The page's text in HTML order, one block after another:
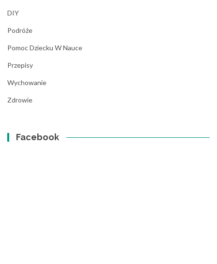
DIY
Podróże
Pomoc Dziecku W Nauce
Przepisy
Wychowanie
Zdrowie
Facebook